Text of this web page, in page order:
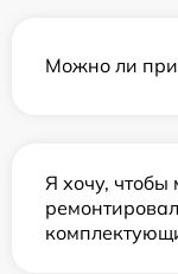
Можно ли
Я хочу, чтобы